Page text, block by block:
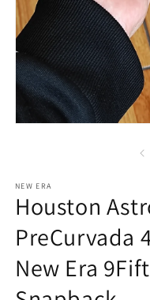
una
ventana
modal
NEW ERA
Houston
PreCurvada
New Era